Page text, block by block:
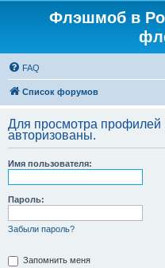
Флэшмоб в
FAQ
Список форумов
Для просмотра
авторизованы.
Имя пользователя:
Пароль:
Забыли пароль?
Запомнить меня